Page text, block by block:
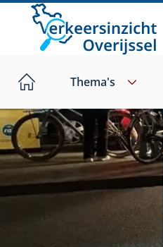
Direct
hoofdinhoud
Home
Thema's